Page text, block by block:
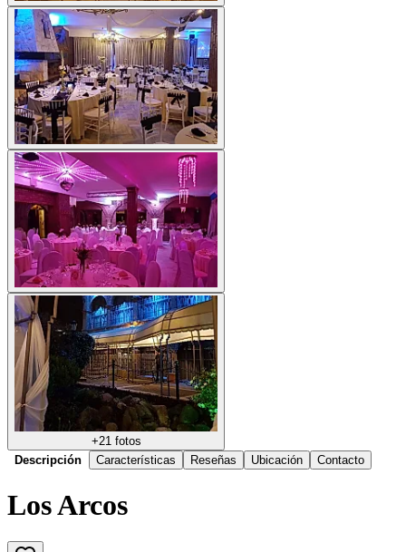
+21 fotos
Descripción
Características Reseñas Ubicación Contacto
Los Arcos